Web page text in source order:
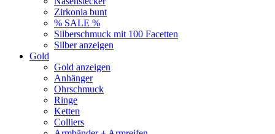
Zirkonia bunt
% SALE %
Silberschmuck mit 100 Facetten
Silber anzeigen
Gold
Gold anzeigen
Anhänger
Ohrschmuck
Ringe
Ketten
Colliers